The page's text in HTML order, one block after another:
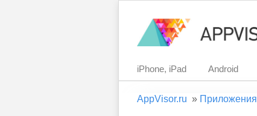
iPhone, iPad Android
AppVisor.ru »